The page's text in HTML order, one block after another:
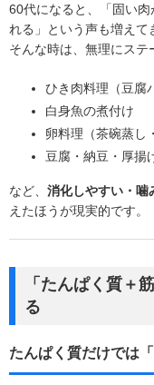
60代になると、「固い
れる」という声も増えて
そんな時は、無理にステ
ひき肉料理（豆腐
白身魚の煮付け
卵料理（茶碗蒸し
豆腐・納豆・厚揚
など、 消化しやすい・噛
えたほうが現実的です。
「たんぱく質＋
る
たんぱく質だけでは